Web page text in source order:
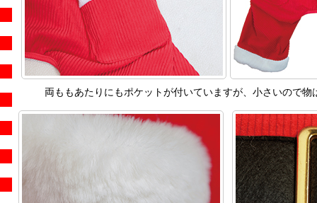
両ももあたりにもポケットが付いていますが、小さいので物